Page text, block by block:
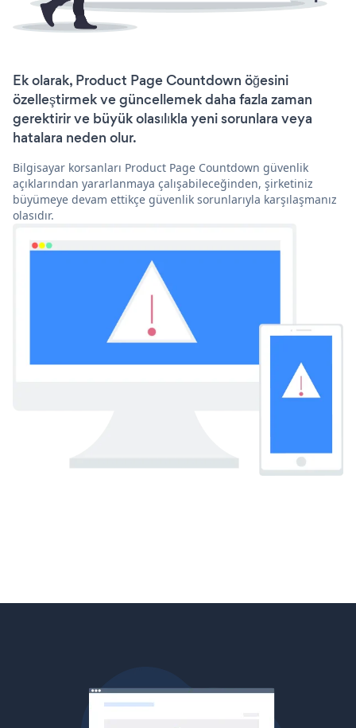
Ek olarak, Product Page Countdown öğesini
özelleştirmek ve güncellemek daha fazla zaman
gerektirir ve büyük olasılıkla yeni sorunlara veya
hatalara neden olur.
Bilgisayar korsanları Product Page Countdown güvenlik
açıklarından yararlanmaya çalışabileceğinden, şirketiniz
büyümeye devam ettikçe güvenlik sorunlarıyla karşılaşmanız
olasıdır.